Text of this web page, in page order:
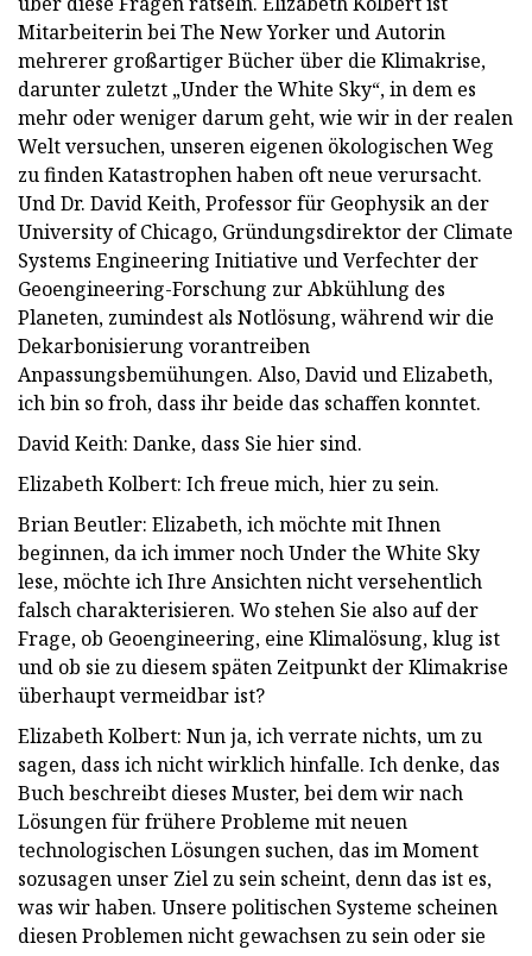
Mitarbeiterin bei The New Yorker und Autorin
mehrerer großartiger Bücher über die Klimakrise,
darunter zuletzt „Under the White Sky“, in dem es
mehr oder weniger darum geht, wie wir in der realen
Welt versuchen, unseren eigenen ökologischen Weg
zu finden Katastrophen haben oft neue verursacht.
Und Dr. David Keith, Professor für Geophysik an der
University of Chicago, Gründungsdirektor der Climate
Systems Engineering Initiative und Verfechter der
Geoengineering-Forschung zur Abkühlung des
Planeten, zumindest als Notlösung, während wir die
Dekarbonisierung vorantreiben
Anpassungsbemühungen. Also, David und Elizabeth,
ich bin so froh, dass ihr beide das schaffen konntet.
David Keith: Danke, dass Sie hier sind.
Elizabeth Kolbert: Ich freue mich, hier zu sein.
Brian Beutler: Elizabeth, ich möchte mit Ihnen
beginnen, da ich immer noch Under the White Sky
lese, möchte ich Ihre Ansichten nicht versehentlich
falsch charakterisieren. Wo stehen Sie also auf der
Frage, ob Geoengineering, eine Klimalösung, klug ist
und ob sie zu diesem späten Zeitpunkt der Klimakrise
überhaupt vermeidbar ist?
Elizabeth Kolbert: Nun ja, ich verrate nichts, um zu
sagen, dass ich nicht wirklich hinfalle. Ich denke, das
Buch beschreibt dieses Muster, bei dem wir nach
Lösungen für frühere Probleme mit neuen
technologischen Lösungen suchen, das im Moment
sozusagen unser Ziel zu sein scheint, denn das ist es,
was wir haben. Unsere politischen Systeme scheinen
diesen Problemen nicht gewachsen zu sein oder sie